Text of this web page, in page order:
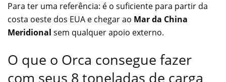
Para ter uma referência: é o suficiente para partir da
costa oeste dos EUA e chegar ao Mar da China
Meridional sem qualquer apoio externo.
O que o Orca consegue fazer
com seus 8 toneladas de carga